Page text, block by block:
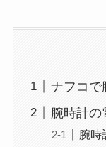
ナフコで
腕時計の
腕時